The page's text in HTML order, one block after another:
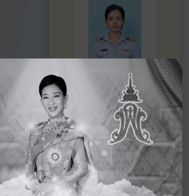
หัวหน้ากลุ่ม
สาระ
นางลา
วัลย์ หีบ
ทอง
หัวหน้ากลุ่ม